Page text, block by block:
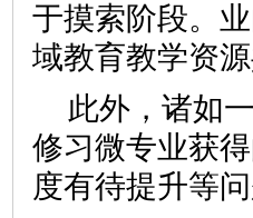
于摸索阶段。
域教育教学资
此外，诸如
修习微专业获
度有待提升等